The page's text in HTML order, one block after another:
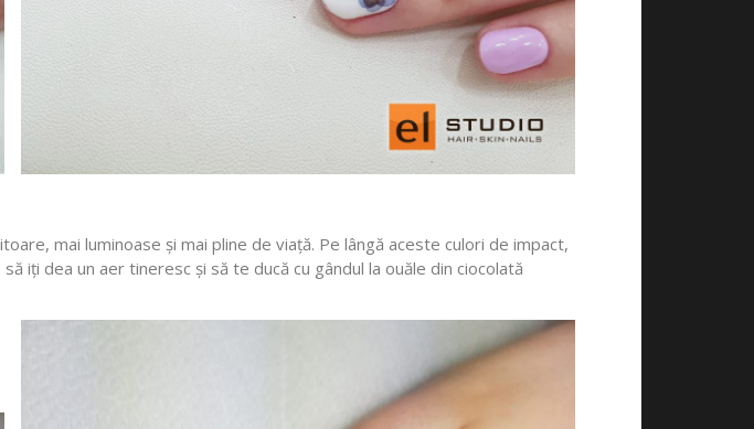
mai luminoase și mai pline de viață. Pe lângă aceste culori de impact,
iți dea un aer tineresc și să te ducă cu gândul la ouăle din ciocolată